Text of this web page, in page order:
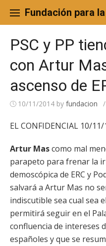
content
Fundación para
PSC y PP
con Artur
ascenso de
10/11/2014 by fundacion /
EL CONFIDENCIAL 10/
Artur Mascomo mal
parapeto para frenar la
demoscópica de ERC y
salvará a Artur Mas no
indiscutible sea cual sea
permitirá seguir en el
confluencia de intereses
españoles y que se